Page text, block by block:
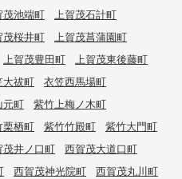
茂池端町
上賀茂石計町
茂桜井町
上賀茂菖蒲園町
上賀茂豊田町
上賀茂東後藤町
大祓町
衣笠西馬場町
元町
紫竹上梅ノ木町
栗栖町 紫竹竹殿町
紫竹大門町
茂井ノ口町
西賀茂大道口町
西賀茂神光院町
西賀茂丸川町